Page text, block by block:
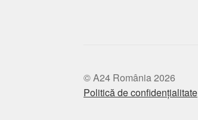
© A24 România 2026
Politică de confidențialitate